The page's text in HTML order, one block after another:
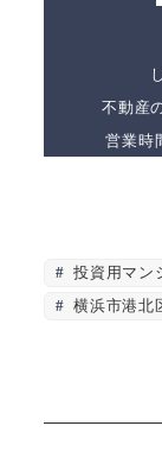
不動産
営業時
投資用マン
横浜市港北